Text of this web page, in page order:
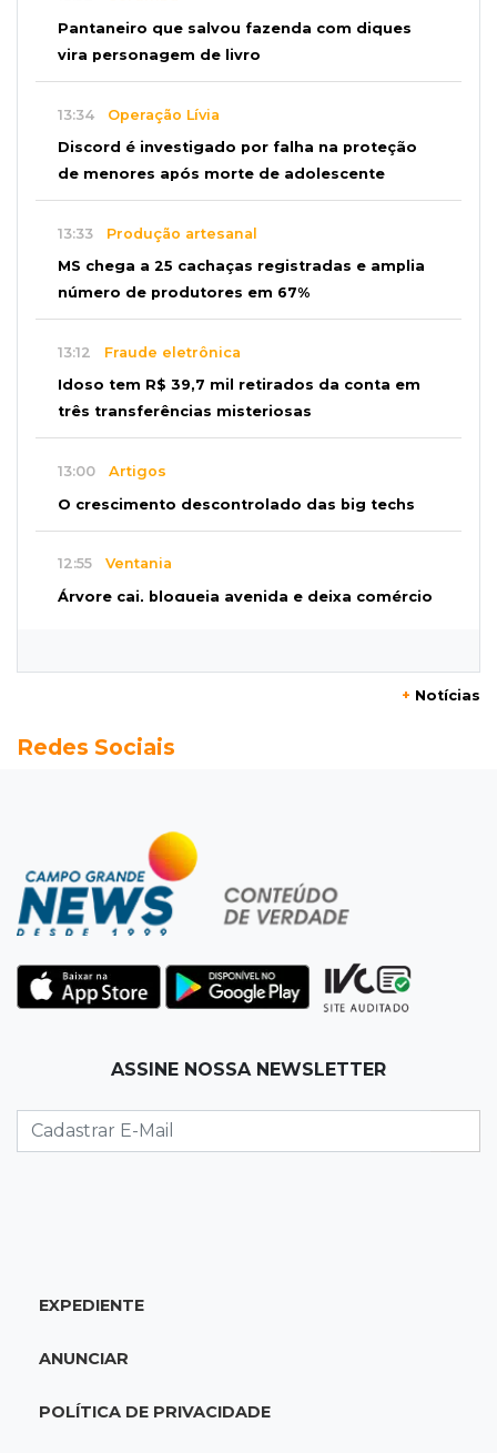
Pantaneiro que salvou fazenda com diques
vira personagem de livro
13:34 Operação Lívia
Discord é investigado por falha na proteção
de menores após morte de adolescente
13:33 Produção artesanal
MS chega a 25 cachaças registradas e amplia
número de produtores em 67%
13:12 Fraude eletrônica
Idoso tem R$ 39,7 mil retirados da conta em
três transferências misteriosas
13:00 Artigos
O crescimento descontrolado das big techs
12:55 Ventania
Árvore cai, bloqueia avenida e deixa comércio
terreno e causa incêndio no Santo Amaro
Inteligência Artificial avança na advocacia e
encurta tarefas administrativas
12:08Decisão judicial
Choque ao lado de condomínio
Primeiro corpo do “cemitério de Nando”
Mãe narra emboscada e diz ter sido amarrada
+ Notícias
Redes Sociais
ASSINE NOSSA NEWSLETTER
EXPEDIENTE
ANUNCIAR
POLÍTICA DE PRIVACIDADE